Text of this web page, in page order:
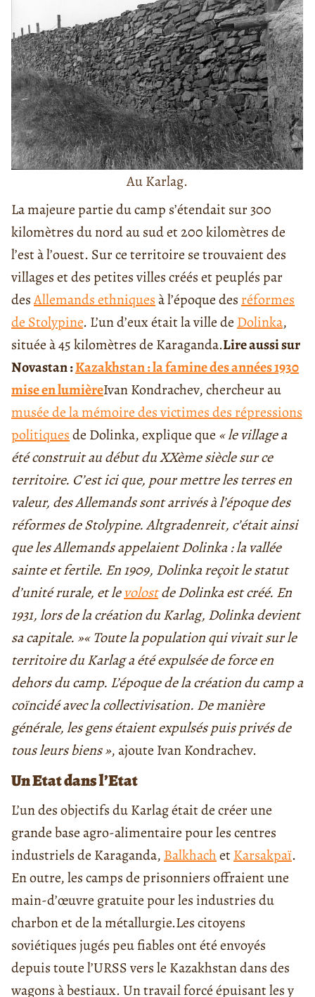
Au Karlag.
La majeure partie du camp s’étendait sur 300
kilomètres du nord au sud et 200 kilomètres de
l’est à l’ouest. Sur ce territoire se trouvaientdes
villages et des petites villes créés et peuplés par
desAllemands ethniquesà l’époque des réformes
de Stolypine. L’un d’eux était la ville de Dolinka,
située à 45 kilomètres de Karaganda.Lire aussi sur
Novastan :Kazakhstan : la famine des années 1930
mise en lumièreIvan Kondrachev, chercheur au
musée de la mémoire des victimes des répressions
politiquesde Dolinka,explique que « le village a
été construit au début du XXème siècle sur ce
territoire. C’est ici que, pour mettre les terres en
valeur, des Allemands sont arrivés à l’époque des
réformes de Stolypine. Altgradenreit, c’était ainsi
que les Allemands appelaient Dolinka : la vallée
sainte et fertile. En 1909, Dolinka reçoit le statut
d’unité rurale, et levolostde Dolinka est créé. En
1931, lors de la création du Karlag, Dolinka devient
sa capitale. »« Toute la population qui vivait sur le
territoire du Karlag a été expulsée de force en
dehors du camp. L’époque de la création du camp a
coïncidé avec la collectivisation. De manière
générale, les gens étaient expulsés puis privés de
tous leurs biens », ajoute Ivan Kondrachev.
Un Etat dans l’Etat
L’un des objectifs du Karlag était de créer une
grande base agro-alimentaire pour les centres
industriels de Karaganda, BalkhachetKarsakpaï.
En outre, les camps de prisonniers offraient une
main-d’œuvre gratuite pour les industries du
charbon et de la métallurgie.Les citoyens
soviétiques jugés peu fiables ont été envoyés
depuis toute l’URSS vers le Kazakhstan dans des
wagons à bestiaux. Un travail forcé épuisant les y